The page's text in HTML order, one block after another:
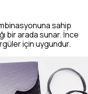
sahip
bir arada sunar. İnce
için uygundur.